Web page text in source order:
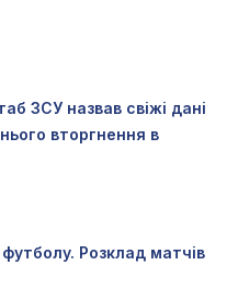
ЗСУ назвав свіжі дані
вторгнення в
Розклад матчів